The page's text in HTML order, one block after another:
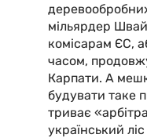
мільярдер
комісарам ЄС,
часом,
Карпати. А
будувати таке
триває
український